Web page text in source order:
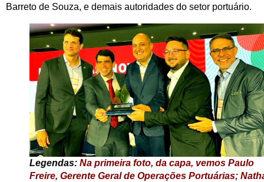
Barreto de Souza, e demais autoridades do setor portuário.
Legendas: Na primeira foto, da capa, vemos Paulo
Freire, Gerente Geral de Operações Portuárias;